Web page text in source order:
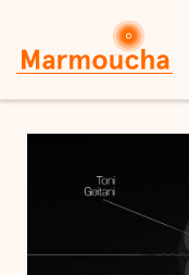
Skip to content